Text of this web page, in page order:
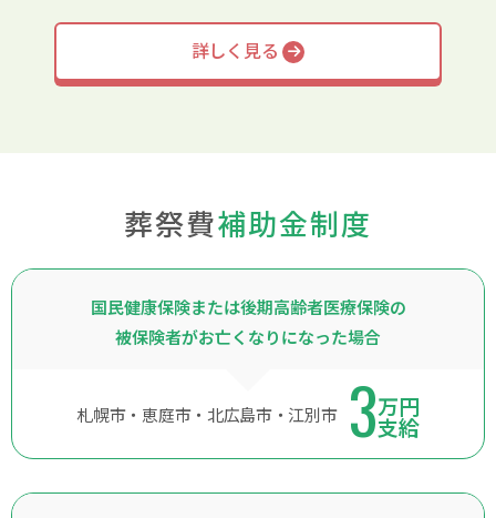
詳しく見る
葬祭費補助金制度
国民健康保険または後期高齢者医療保険の
被保険者がお亡くなりになった場合
札幌市・恵庭市・北広島市・江別市 3万円
支給